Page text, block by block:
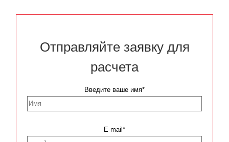
Отправляйте заявку для
расчета
Введите ваше имя*
E-mail*